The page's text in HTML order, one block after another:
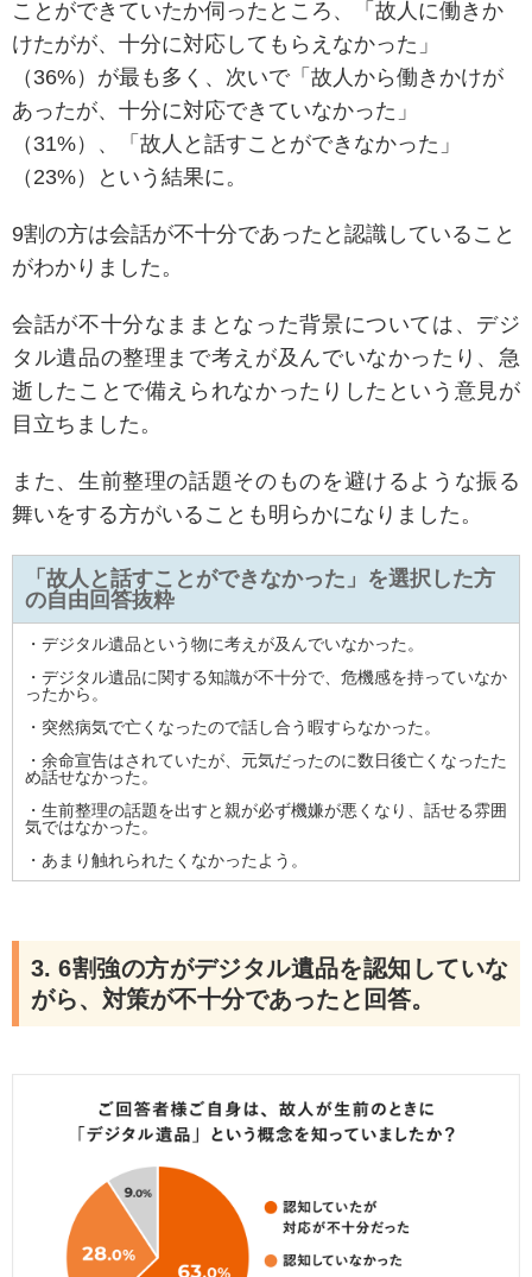
ことができていたか伺ったところ、「故人に働きか
けたがが、十分に対応してもらえなかった」
（36%）が最も多く、次いで「故人から働きかけが
あったが、十分に対応できていなかった」
（31%）、「故人と話すことができなかった」
（23%）という結果に。
9割の方は会話が不十分であったと認識していること
がわかりました。
会話が不十分なままとなった背景については、デジ
タル遺品の整理まで考えが及んでいなかったり、急
逝したことで備えられなかったりしたという意見が
目立ちました。
また、生前整理の話題そのものを避けるような振る
舞いをする方がいることも明らかになりました。
「故人と話すことができなかった」を選択した方
の自由回答抜粋
・デジタル遺品という物に考えが及んでいなかった。
・デジタル遺品に関する知識が不十分で、危機感を持っていなか
ったから。
・突然病気で亡くなったので話し合う暇すらなかった。
・余命宣告はされていたが、元気だったのに数日後亡くなったた
め話せなかった。
・生前整理の話題を出すと親が必ず機嫌が悪くなり、話せる雰囲
気ではなかった。
・あまり触れられたくなかったよう。
3. 6割強の方がデジタル遺品を認知していな
がら、対策が不十分であったと回答。